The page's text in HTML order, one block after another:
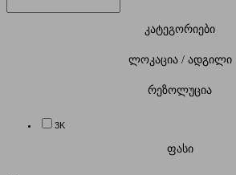
კატეგორიები
ლოკაცია / ადგილი
რეზოლუცია
3K
ფასი